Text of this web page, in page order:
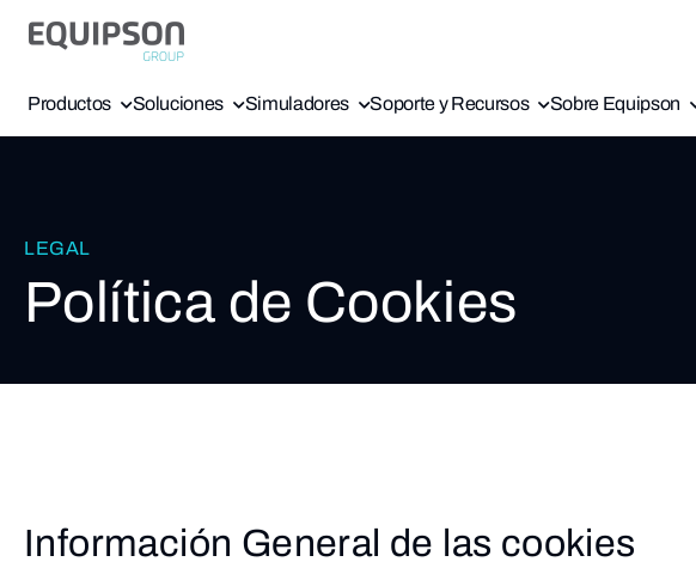
Productos Soluciones Simuladores Soporte y Recursos Sobre Equipson
LEGAL
Política de Cookies
Información General de las cookies